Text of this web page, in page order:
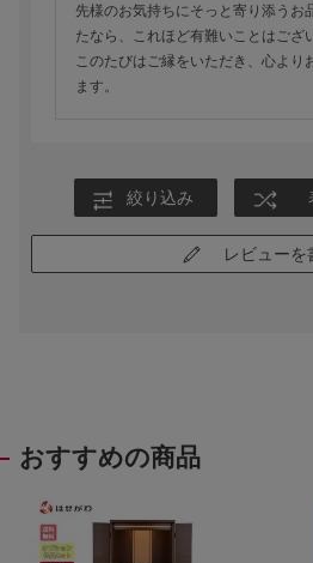
先様のお気持ちにそっと寄り添うお
たなら、これほど有難いことはござ
このたびはご縁をいただき、心より
ます。
絞り込み
レビューを
おすすめの商品